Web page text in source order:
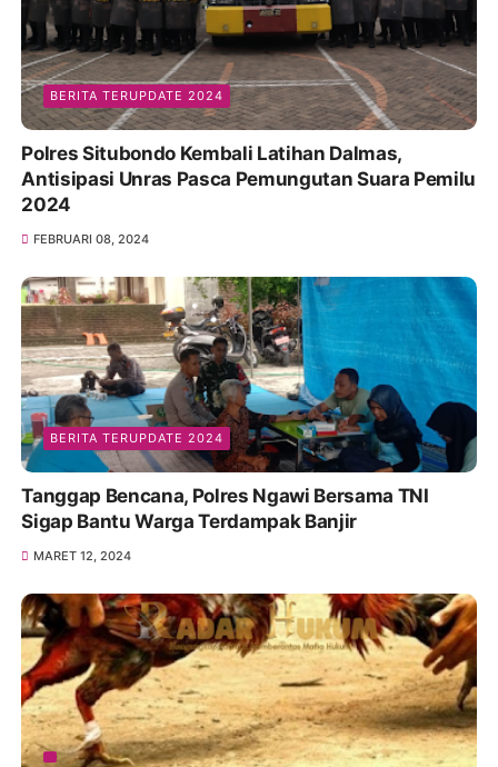
BERITA TERUPDATE 2024
Polres Situbondo Kembali Latihan Dalmas,
Antisipasi Unras Pasca Pemungutan Suara Pemilu
2024
FEBRUARI 08, 2024
BERITA TERUPDATE 2024
Tanggap Bencana, Polres Ngawi Bersama TNI
Sigap Bantu Warga Terdampak Banjir
MARET 12, 2024